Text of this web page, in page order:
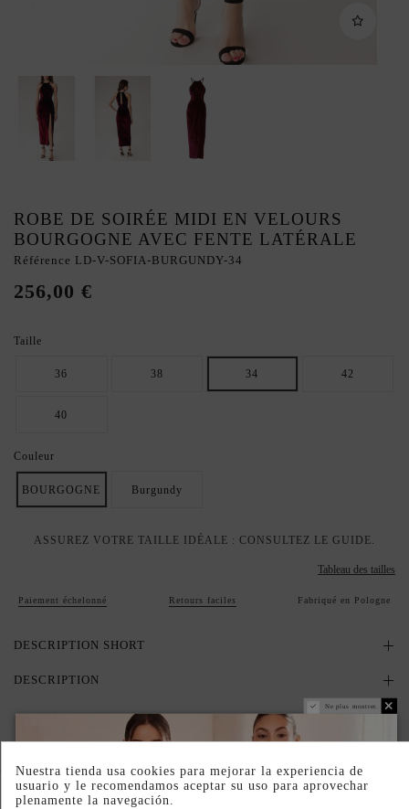
ROBE DE SOIRÉE MIDI EN VELOURS
BOURGOGNE AVEC FENTE LATÉRALE
Référence LD-V-SOFIA-BURGUNDY-34
256,00 €
Taille
36 38 34 42
40
Couleur
BOURGOGNE Burgundy
ASSUREZ VOTRE TAILLE IDÉALE : CONSULTEZ LE GUIDE.
Tableau des tailles
Paiement échelonné Retours faciles Fabriqué en Pologne
DESCRIPTION SHORT
DESCRIPTION
Complete your look
Ne plus montrer.
Nuestra tienda usa cookies para mejorar la experiencia de
usuario y le recomendamos aceptar su uso para aprovechar
plenamente la navegación.